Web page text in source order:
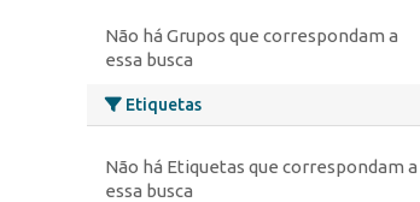
Não há Grupos que correspondam a
essa busca
Etiquetas
Não há Etiquetas que correspondam a
essa busca